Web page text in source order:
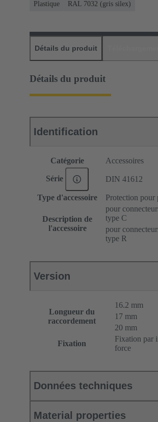
Plastique
RAL 7032 (gris silex)
Détails du produit
Détails du produit
Identification
Catégorie Accessoires
Série DIN 41612
Type d'accessoire Protection pour
Description de
l'accessoire
pour
type C
pour
type R
Version
Longueur du
raccordement
16.2 mm
17 mm
20 mm
Fixation
Fixation par
force
Données techniques
Material properties